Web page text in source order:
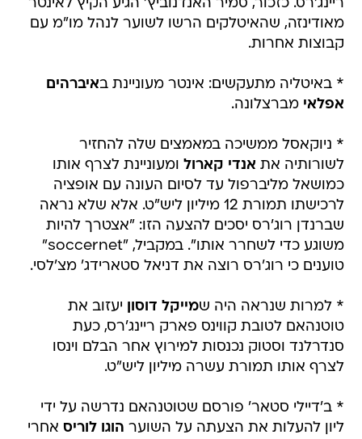
ריינג'רס. כזכור, סמיר האנדנוביץ' הגיע הקיץ לאינטר
מאודינזה, שהאיטלקים הרשו לשוער לנהל מו"מ עם
קבוצות אחרות.
* באיטליה מתעקשים: אינטר מעוניינת באיברהים
אפלאי מברצלונה.
* ניוקאסל ממשיכה במאמצים שלה להחזיר
לשורותיה את אנדי קארול ומעוניינת לצרף אותו
כמושאל מליברפול עד לסיום העונה עם אופציה
לרכישתו תמורת 12 מיליון ליש"ט. אלא שלא נראה
שברנדן רוג'רס יסכים להצעה הזו: "אצטרך להיות
משוגע כדי לשחרר אותו". במקביל, "soccernet"
טוענים כי רוג'רס רוצה את דניאל סטארידג' מצ'לסי.
* למרות שנראה היה שמייקל דוסון יעזוב את
טוטנהאם לטובת קווינס פארק ריינג'רס, כעת
סנדרלנד וסטוק נכנסות למירוץ אחר הבלם וינסו
לצרף אותו תמורת עשרה מיליון ליש"ט.
* ב'דיילי סטאר' פורסם שטוטנהאם נדרשה על ידי
ליון להעלות את הצעתה על השוער הוגו לוריס אחרי